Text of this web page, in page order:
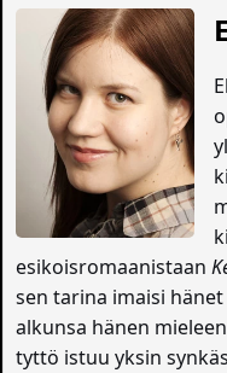
esikoisromaanistaan
sen tarina imaisi
alkunsa hänen
tyttö istuu yksin